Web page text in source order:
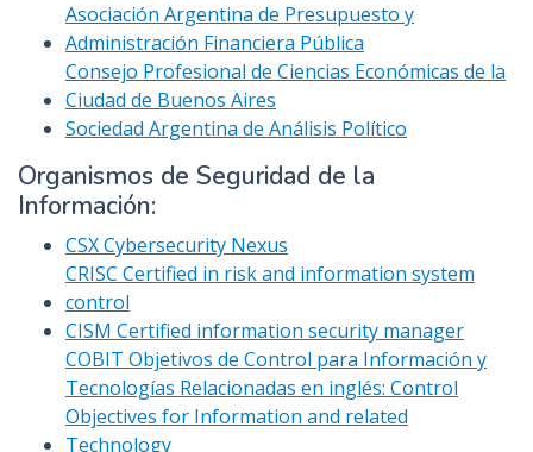
Asociación Argentina de Presupuesto y
Administración Financiera Pública
Consejo Profesional de Ciencias Económicas de la
Ciudad de Buenos Aires
Sociedad Argentina de Análisis Político
Organismos de Seguridad de la
Información:
CSX Cybersecurity Nexus
CRISC Certified in risk and information system
control
CISM Certified information security manager
COBIT Objetivos de Control para Información y
Tecnologías Relacionadas en inglés: Control
Objectives for Information and related
Technology